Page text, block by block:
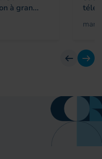
à gran...
mar.
Avant